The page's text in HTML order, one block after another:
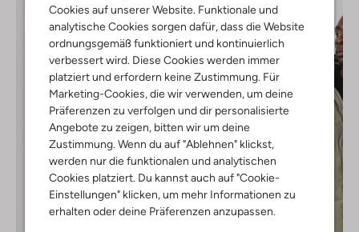
Cookies auf unserer Website. Funktionale und
analytische Cookies sorgen dafür, dass die Website
ordnungsgemäß funktioniert und kontinuierlich
verbessert wird. Diese Cookies werden immer
platziert und erfordern keine Zustimmung. Für
Marketing-Cookies, die wir verwenden, um deine
Präferenzen zu verfolgen und dir personalisierte
Angebote zu zeigen, bitten wir um deine
Zustimmung. Wenn du auf "Ablehnen" klickst,
werden nur die funktionalen und analytischen
Cookies platziert. Du kannst auch auf "Cookie-
Einstellungen" klicken, um mehr Informationen zu
erhalten oder deine Präferenzen anzupassen.